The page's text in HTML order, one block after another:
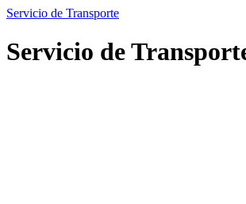
Servicio de Transporte
Servicio de